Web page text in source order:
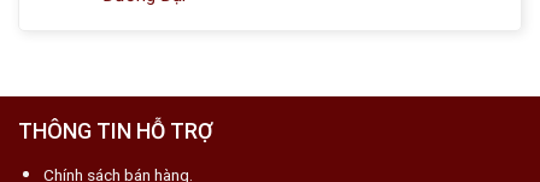
THÔNG TIN HỖ TRỢ
Chính sách bán hàng.